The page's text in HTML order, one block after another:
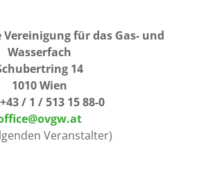
für das Gas- und
Wasserfach
14
1010 Wien
/ 1 / 513 15 88-0
Veranstalter)